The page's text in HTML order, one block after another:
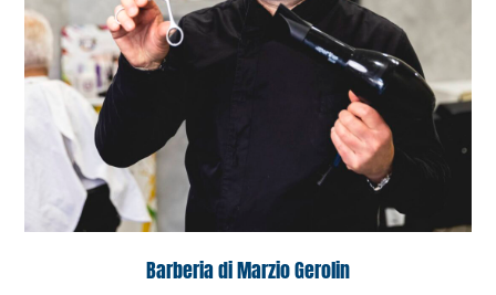
Barberia di Marzio Gerolin